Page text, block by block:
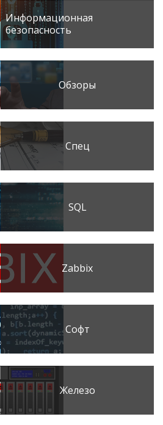
Информационная
безопасность
Обзоры
Спец
SQL
Zabbix
Софт
Железо